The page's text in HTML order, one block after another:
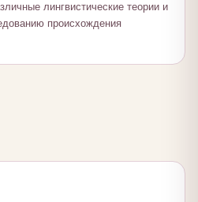
лингвистические теории и
происхождения